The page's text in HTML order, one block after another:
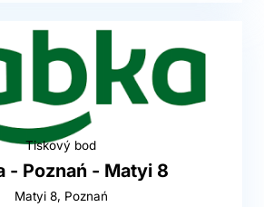
Tiskový bod
- Poznań - Matyi 8
Matyi 8, Poznań